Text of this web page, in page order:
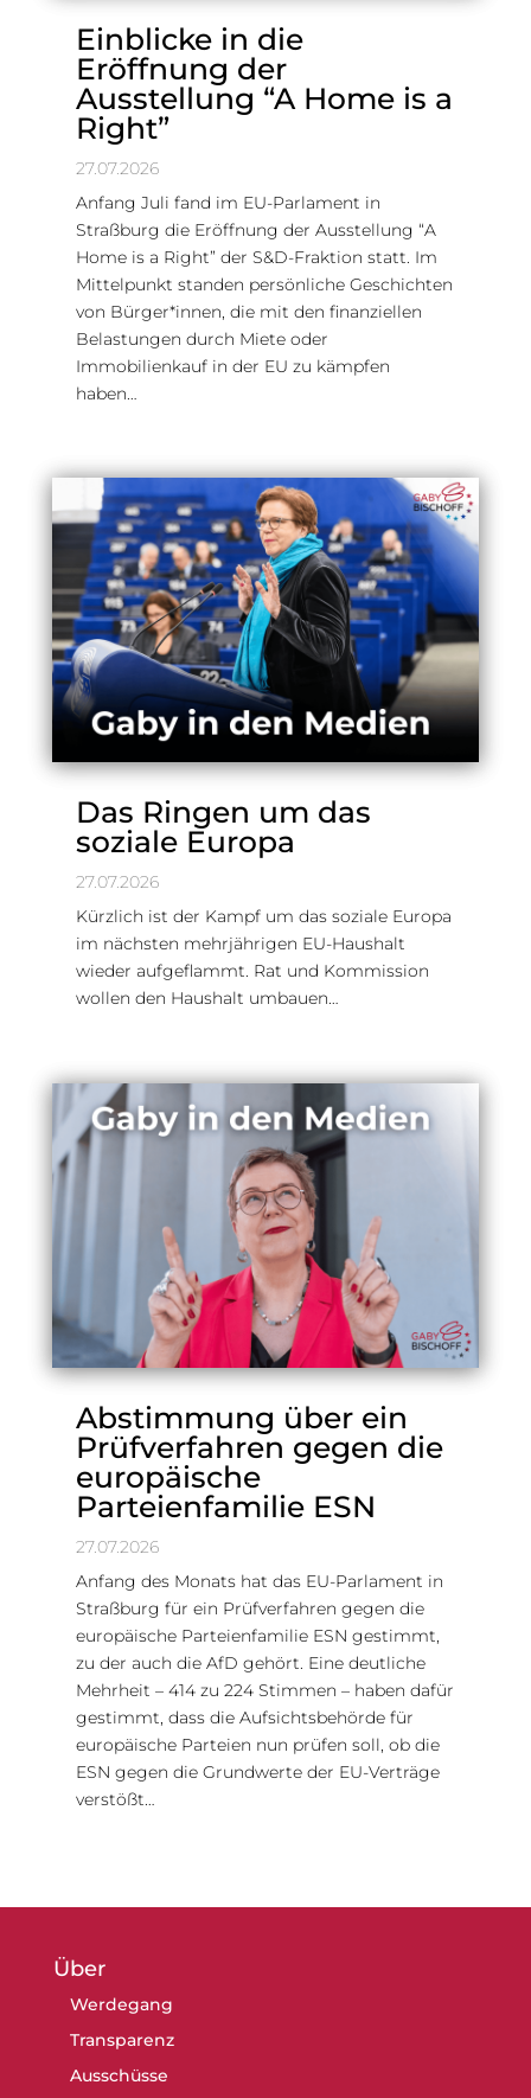
Einblicke in die
Eröffnung der
Ausstellung “A Home is a
Right”
27.07.2026
Anfang Juli fand im EU-Parlament in
Straßburg die Eröffnung der Ausstellung “A
Home is a Right” der S&D-Fraktion statt. Im
Mittelpunkt standen persönliche Geschichten
von Bürger*innen, die mit den finanziellen
Belastungen durch Miete oder
Immobilienkauf in der EU zu kämpfen
haben…
Das Ringen um das
soziale Europa
27.07.2026
Kürzlich ist der Kampf um das soziale Europa
im nächsten mehrjährigen EU-Haushalt
wieder aufgeflammt. Rat und Kommission
wollen den Haushalt umbauen…
Abstimmung über ein
Prüfverfahren gegen die
europäische
Parteienfamilie ESN
27.07.2026
Anfang des Monats hat das EU-Parlament in
Straßburg für ein Prüfverfahren gegen die
europäische Parteienfamilie ESN gestimmt,
zu der auch die AfD gehört. Eine deutliche
Mehrheit – 414 zu 224 Stimmen – haben dafür
gestimmt, dass die Aufsichtsbehörde für
europäische Parteien nun prüfen soll, ob die
ESN gegen die Grundwerte der EU-Verträge
verstößt…
Über
Werdegang
Transparenz
Ausschüsse